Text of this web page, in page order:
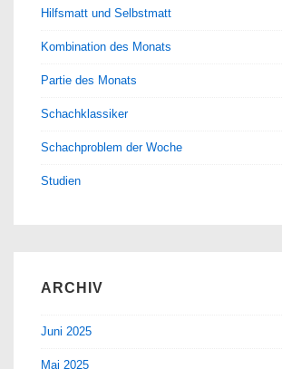
Hilfsmatt und Selbstmatt
Kombination des Monats
Partie des Monats
Schachklassiker
Schachproblem der Woche
Studien
ARCHIV
Juni 2025
Mai 2025